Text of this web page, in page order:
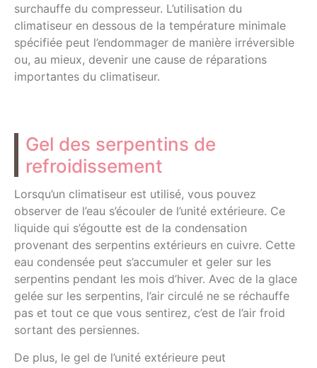
surchauffe du compresseur. L’utilisation du
climatiseur en dessous de la température minimale
spécifiée peut l’endommager de manière irréversible
ou, au mieux, devenir une cause de réparations
importantes du climatiseur.
Gel des serpentins de
refroidissement
Lorsqu’un climatiseur est utilisé, vous pouvez
observer de l’eau s’écouler de l’unité extérieure. Ce
liquide qui s’égoutte est de la condensation
provenant des serpentins extérieurs en cuivre. Cette
eau condensée peut s’accumuler et geler sur les
serpentins pendant les mois d’hiver. Avec de la glace
gelée sur les serpentins, l’air circulé ne se réchauffe
pas et tout ce que vous sentirez, c’est de l’air froid
sortant des persiennes.
De plus, le gel de l’unité extérieure peut